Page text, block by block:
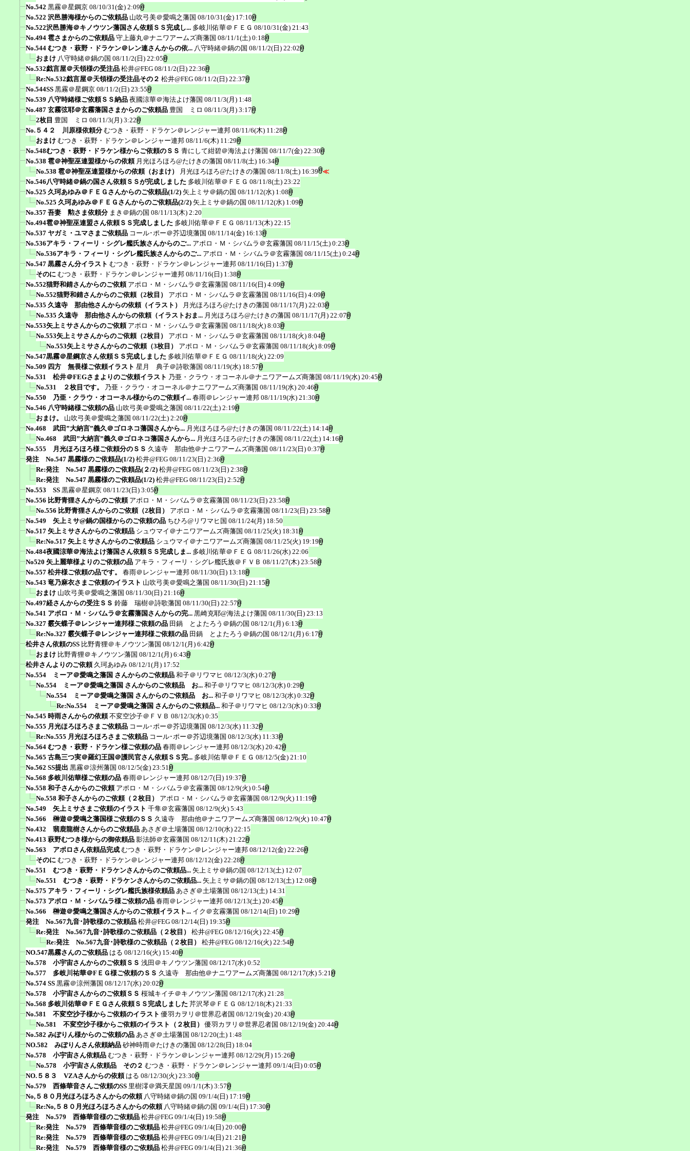
No.542 黒霧＠星鋼京 08/10/31(金) 2:09
No.522 沢邑勝海様からのご依頼品 山吹弓美＠愛鳴之藩国 08/10/31(金) 17:10
No.522沢邑勝海＠キノウツン藩国さん依頼ＳＳ完成し... 多岐川佑華＠ＦＥＧ 08/10/31(金) 21:43
No.494 雹さまからのご依頼品 守上藤丸＠ナニワアームズ商藩国 08/11/1(土) 0:18
No.544 むつき・萩野・ドラケン＠レン連さんからの依... 八守時緒＠鍋の国 08/11/2(日) 22:02
おまけ 八守時緒＠鍋の国 08/11/2(日) 22:05
No.532戯言屋＠天領様の受注品 松井@FEG 08/11/2(日) 22:36
Re:No.532戯言屋＠天領様の受注品その２ 松井@FEG 08/11/2(日) 22:37
No.544SS 黒霧＠星鋼京 08/11/2(日) 23:55
No.539 八守時緒様ご依頼ＳＳ納品 夜國涼華＠海法よけ藩国 08/11/3(月) 1:48
No.487 玄霧弦耶＠玄霧藩国さまからのご依頼品 豊国 ミロ 08/11/3(月) 3:17
2枚目 豊国 ミロ 08/11/3(月) 3:22
No.５４２ 川原様依頼分 むつき・萩野・ドラケン＠レンジャー連邦 08/11/6(木) 11:28
おまけ むつき・萩野・ドラケン＠レンジャー連邦 08/11/6(木) 11:29
No.548むつき・萩野・ドラケン様からご依頼のＳＳ 青にして紺碧＠海法よけ藩国 08/11/7(金) 22:30
No.538 雹＠神聖巫連盟様からの依頼 月光ほろほろ@たけきの藩国 08/11/8(土) 16:34
No.538 雹＠神聖巫連盟様からの依頼（おまけ）
月光ほろほろ@たけきの藩国 08/11/8(土) 16:39 ≪
No.546八守時緒＠鍋の国さん依頼ＳＳが完成しました 多岐川佑華＠ＦＥＧ 08/11/8(土) 23:22
No.525 久珂あゆみ＠ＦＥＧさんからのご依頼品(1/2) 矢上ミサ＠鍋の国 08/11/12(水) 1:08
No.525 久珂あゆみ＠ＦＥＧさんからのご依頼品(2/2) 矢上ミサ＠鍋の国 08/11/12(水) 1:09
No.357 吾妻 勲さま依頼分 まき＠鍋の国 08/11/13(木) 2:20
No.494雹＠神聖巫連盟さん依頼ＳＳ完成しました 多岐川佑華＠ＦＥＧ 08/11/13(木) 22:15
No.537 ヤガミ・ユマさまご依頼品 コール･ポー＠芥辺境藩国 08/11/14(金) 16:13
No.536アキラ・フィーリ・シグレ艦氏族さんからのご... アポロ・Ｍ・シバムラ＠玄霧藩国 08/11/15(土) 0:23
No.536アキラ・フィーリ・シグレ艦氏族さんからのご... アポロ・Ｍ・シバムラ＠玄霧藩国 08/11/15(土) 0:24
No.547 黒霧さん分イラスト むつき・萩野・ドラケン＠レンジャー連邦 08/11/16(日) 1:37
そのに むつき・萩野・ドラケン＠レンジャー連邦 08/11/16(日) 1:38
No.552猫野和錆さんからのご依頼 アポロ・Ｍ・シバムラ＠玄霧藩国 08/11/16(日) 4:09
No.552猫野和錆さんからのご依頼（2枚目）
アポロ・Ｍ・シバムラ＠玄霧藩国 08/11/16(日) 4:09
No.535 久遠寺 那由他さんからの依頼（イラスト）
月光ほろほろ@たけきの藩国 08/11/17(月) 22:03
No.535 久遠寺 那由他さんからの依頼（イラストおま... 月光ほろほろ@たけきの藩国 08/11/17(月) 22:07
No.553矢上ミサさんからのご依頼 アポロ・Ｍ・シバムラ＠玄霧藩国 08/11/18(火) 8:03
No.553矢上ミサさんからのご依頼（2枚目）
アポロ・Ｍ・シバムラ＠玄霧藩国 08/11/18(火) 8:04
No.553矢上ミサさんからのご依頼（3枚目）
アポロ・Ｍ・シバムラ＠玄霧藩国 08/11/18(火) 8:09
No.547黒霧＠星鋼京さん依頼ＳＳ完成しました 多岐川佑華＠ＦＥＧ 08/11/18(火) 22:09
No.509 四方 無畏様ご依頼イラスト 星月 典子＠詩歌藩国 08/11/19(水) 18:57
No.531 松井＠FEGさまよりのご依頼イラスト 乃亜・クラウ・オコーネル＠ナニワアームズ商藩国 08/11/19(水) 20:45
No.531 ２枚目です。
乃亜・クラウ・オコーネル＠ナニワアームズ商藩国 08/11/19(水) 20:46
No.550 乃亜・クラウ・オコーネル様からのご依頼イ... 春雨＠レンジャー連邦 08/11/19(水) 21:30
No.546 八守時緒様ご依頼の品 山吹弓美＠愛鳴之藩国 08/11/22(土) 2:19
おまけ。
山吹弓美＠愛鳴之藩国 08/11/22(土) 2:20
No.468 武田”大納言”義久＠ゴロネコ藩国さんから... 月光ほろほろ@たけきの藩国 08/11/22(土) 14:14
No.468 武田”大納言”義久＠ゴロネコ藩国さんから... 月光ほろほろ@たけきの藩国 08/11/22(土) 14:16
No.555 月光ほろほろ様ご依頼分のＳＳ 久遠寺 那由他＠ナニワアームズ商藩国 08/11/23(日) 0:37
発注 No.547 黒霧様のご依頼品(1/2) 松井@FEG 08/11/23(日) 2:36
Re:発注 No.547 黒霧様のご依頼品(２/2) 松井@FEG 08/11/23(日) 2:38
Re:発注 No.547 黒霧様のご依頼品(1/2) 松井@FEG 08/11/23(日) 2:52
No.553 SS 黒霧＠星鋼京 08/11/23(日) 3:05
No.556 比野青狸さんからのご依頼 アポロ・Ｍ・シバムラ＠玄霧藩国 08/11/23(日) 23:58
No.556 比野青狸さんからのご依頼（2枚目）
アポロ・Ｍ・シバムラ＠玄霧藩国 08/11/23(日) 23:58
No.549 矢上ミサ@鍋の国様からのご依頼の品 ちひろ@リワマヒ国 08/11/24(月) 18:50
No.517 矢上ミサさんからのご依頼品 シュウマイ＠ナニワアームズ商藩国 08/11/25(火) 18:31
Re:No.517 矢上ミサさんからのご依頼品 シュウマイ＠ナニワアームズ商藩国 08/11/25(火) 19:19
No.484夜國涼華＠海法よけ藩国さん依頼ＳＳ完成しま... 多岐川佑華＠ＦＥＧ 08/11/26(水) 22:06
No520 矢上麗華様よりのご依頼の品 アキラ・フィーリ・シグレ艦氏族＠ＦＶＢ 08/11/27(木) 23:58
No.557 松井様ご依頼の品です。
春雨＠レンジャー連邦 08/11/30(日) 13:18
No.543 竜乃麻衣さまご依頼のイラスト 山吹弓美＠愛鳴之藩国 08/11/30(日) 21:15
おまけ 山吹弓美＠愛鳴之藩国 08/11/30(日) 21:16
No.497経さんからの受注ＳＳ 鈴藤 瑞樹＠詩歌藩国 08/11/30(日) 22:57
No.541 アポロ・Ｍ・シバムラ＠玄霧藩国さんからの完... 黒崎克耶@海法よけ藩国 08/11/30(日) 23:13
No.327 霰矢蝶子＠レンジャー連邦様ご依頼の品 田鍋 とよたろう＠鍋の国 08/12/1(月) 6:13
Re:No.327 霰矢蝶子＠レンジャー連邦様ご依頼の品 田鍋 とよたろう＠鍋の国 08/12/1(月) 6:17
松井さん依頼のSS 比野青狸＠キノウツン藩国 08/12/1(月) 6:42
おまけ 比野青狸＠キノウツン藩国 08/12/1(月) 6:43
松井さんよりのご依頼 久珂あゆみ 08/12/1(月) 17:52
No.554 ミーア＠愛鳴之藩国 さんからのご依頼品 和子＠リワマヒ 08/12/3(水) 0:27
No.554 ミーア＠愛鳴之藩国 さんからのご依頼品 お... 和子＠リワマヒ 08/12/3(水) 0:29
No.554 ミーア＠愛鳴之藩国 さんからのご依頼品 お... 和子＠リワマヒ 08/12/3(水) 0:32
Re:No.554 ミーア＠愛鳴之藩国 さんからのご依頼品... 和子＠リワマヒ 08/12/3(水) 0:33
No.545 時雨さんからの依頼 不変空沙子＠ＦＶＢ 08/12/3(水) 0:35
No.555 月光ほろほろさまご依頼品 コール･ポー＠芥辺境藩国 08/12/3(水) 11:32
Re:No.555 月光ほろほろさまご依頼品 コール･ポー＠芥辺境藩国 08/12/3(水) 11:33
No.564 むつき・萩野・ドラケン様ご依頼の品 春雨＠レンジャー連邦 08/12/3(水) 20:42
No.565 古島三つ実＠羅幻王国＠護民官さん依頼ＳＳ完... 多岐川佑華＠ＦＥＧ 08/12/5(金) 21:10
No.562 SS提出 黒霧＠涼州藩国 08/12/5(金) 23:51
No.568 多岐川佑華様ご依頼の品 春雨＠レンジャー連邦 08/12/7(日) 19:37
No.558 和子さんからのご依頼 アポロ・Ｍ・シバムラ＠玄霧藩国 08/12/9(火) 0:54
No.558 和子さんからのご依頼（２枚目）
アポロ・Ｍ・シバムラ＠玄霧藩国 08/12/9(火) 11:19
No.549 矢上ミサさまご依頼のイラスト 千隼＠玄霧藩国 08/12/9(火) 5:43
No.566 榊遊＠愛鳴之藩国様ご依頼のＳＳ 久遠寺 那由他＠ナニワアームズ商藩国 08/12/9(火) 10:47
No.432 翡鹿龍樹さんからのご依頼品 あさぎ＠土場藩国 08/12/10(水) 22:15
No.413 萩野むつき様からの御依頼品 影法師＠玄霧藩国 08/12/11(木) 21:22
No.563 アポロさん依頼品完成 むつき・萩野・ドラケン＠レンジャー連邦 08/12/12(金) 22:26
そのに むつき・萩野・ドラケン＠レンジャー連邦 08/12/12(金) 22:28
No.551 むつき・萩野・ドラケンさんからのご依頼品... 矢上ミサ＠鍋の国 08/12/13(土) 12:07
No.551 むつき・萩野・ドラケンさんからのご依頼品... 矢上ミサ＠鍋の国 08/12/13(土) 12:08
No.575 アキラ・フィーリ・シグレ艦氏族様依頼品 あさぎ＠土場藩国 08/12/13(土) 14:31
No.573 アポロ・Ｍ・シバムラ様ご依頼の品 春雨＠レンジャー連邦 08/12/13(土) 20:45
No.566 榊遊＠愛鳴之藩国さんからのご依頼イラスト... イク＠玄霧藩国 08/12/14(日) 10:29
発注 No.567九音･詩歌様のご依頼品 松井@FEG 08/12/14(日) 19:35
Re:発注 No.567九音･詩歌様のご依頼品（２枚目）
松井@FEG 08/12/16(火) 22:45
Re:発注 No.567九音･詩歌様のご依頼品（２枚目）
松井@FEG 08/12/16(火) 22:54
NO.547黒霧さんのご依頼品 はる 08/12/16(火) 15:40
No.578 小宇宙さんからのご依頼ＳＳ 浅田＠キノウツン藩国 08/12/17(水) 0:52
No.577 多岐川祐華＠FＥＧ様ご依頼のＳＳ 久遠寺 那由他＠ナニワアームズ商藩国 08/12/17(水) 5:21
No.574 SS 黒霧＠涼州藩国 08/12/17(水) 20:02
No.578 小宇宙さんからのご依頼ＳＳ 桜城キイチ＠キノウツン藩国 08/12/17(水) 21:28
No.568 多岐川佑華＠ＦＥＧさん依頼ＳＳ完成しました 芹沢琴＠ＦＥＧ 08/12/18(木) 21:33
No.581 不変空沙子様からご依頼のイラスト 優羽カヲリ＠世界忍者国 08/12/19(金) 20:43
No.581 不変空沙子様からご依頼のイラスト（２枚目）
優羽カヲリ＠世界忍者国 08/12/19(金) 20:44
No.582 みぽりん様からのご依頼の品 あさぎ＠土場藩国 08/12/20(土) 1:48
NO.582 みぽりんさん依頼納品 砂神時雨＠たけきの藩国 08/12/28(日) 18:04
No.578 小宇宙さん依頼品 むつき・萩野・ドラケン＠レンジャー連邦 08/12/29(月) 15:26
No.578 小宇宙さん依頼品 その２ むつき・萩野・ドラケン＠レンジャー連邦 09/1/4(日) 0:05
NO.５８３ VZAさんからの依頼 はる 08/12/30(火) 23:30
No.579 西條華音さんご依頼のSS 里樹澪＠満天星国 09/1/1(木) 3:57
No,５８０月光ほろほろさんからの依頼 八守時緒＠鍋の国 09/1/4(日) 17:19
Re:No,５８０月光ほろほろさんからの依頼 八守時緒＠鍋の国 09/1/4(日) 17:30
発注 No.579 西條華音様のご依頼品 松井@FEG 09/1/4(日) 19:58
Re:発注 No.579 西條華音様のご依頼品 松井@FEG 09/1/4(日) 20:00
Re:発注 No.579 西條華音様のご依頼品 松井@FEG 09/1/4(日) 21:21
Re:発注 No.579 西條華音様のご依頼品 松井@FEG 09/1/4(日) 21:36